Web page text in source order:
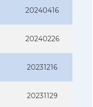
20240416
20240226
20231216
20231129